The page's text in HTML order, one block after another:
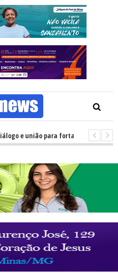
e união para fortalecer Minas e Pará